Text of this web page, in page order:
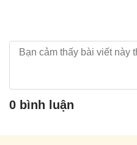
0 bình luận